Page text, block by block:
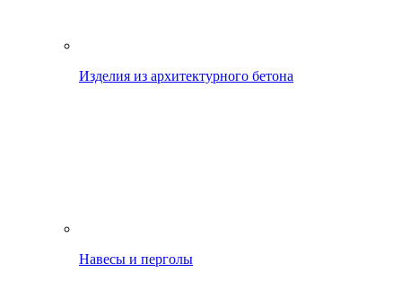
Изделия из архитектурного бетона
Навесы и перголы